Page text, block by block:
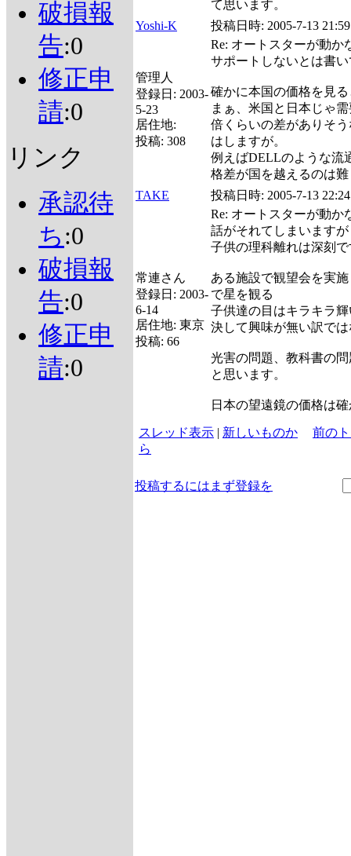
破損報
告:0
修正申
請:0
リンク
承認待
ち :0
破損報
告:0
修正申
請:0
て思います。
Yoshi-K
投稿日時: 2005-7-13 21:59
管理人
登録日: 2003-
5-23
居住地:
投稿: 308
Re: オートスターが動か
サポートしないとは書
確かに本国の価格を見
まぁ、米国と日本じゃ
倍くらいの差がありそ
はしますが。
例えばDELLのような流
格差が国を越えるのは
TAKE
投稿日時: 2005-7-13 22:24
常連さん
登録日: 2003-
6-14
居住地: 東京
投稿: 66
Re: オートスターが動か
話がそれてしまいます
子供の理科離れは深刻
ある施設で観望会を実
で星を観る
子供達の目はキラキラ
決して興味が無い訳で
光害の問題、教科書の
と思います。
日本の望遠鏡の価格は
スレッド表示 | 新しいものか
ら
前の
投稿するにはまず登録を